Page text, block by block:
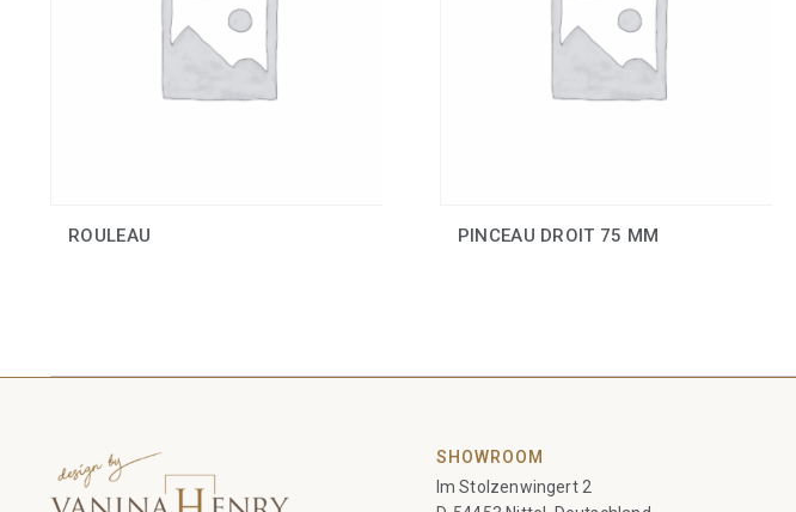
ROULEAU PINCEAU DROIT 75 MM
SHOWROOM
Im Stolzenwingert 2